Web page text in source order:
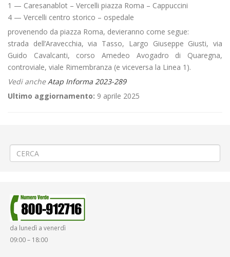
1 — Caresanablot – Vercelli piazza Roma – Cappuccini
4 — Vercelli centro storico – ospedale
provenendo da piazza Roma, devieranno come segue:
strada dell’Aravecchia, via Tasso, Largo Giuseppe Giusti, via
Guido Cavalcanti, corso Amedeo Avogadro di Quaregna,
controviale, viale Rimembranza (e viceversa la Linea 1).
Vedi ancheAtap Informa 2023-289
Ultimo aggiornamento: 9 aprile 2025
da lunedì a venerdì
09:00 – 18:00